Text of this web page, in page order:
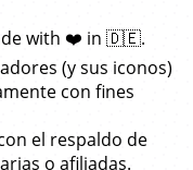
with ❤️ in 🇩🇪.
(y sus iconos)
con fines
el respaldo de
o afiliadas.